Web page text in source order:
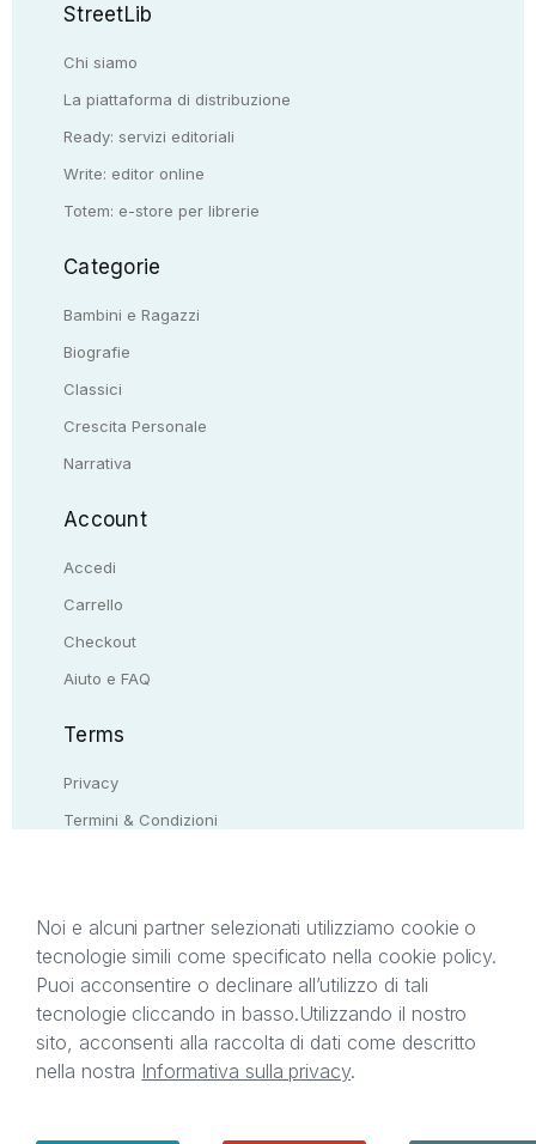
StreetLib
Chi siamo
La piattaforma di distribuzione
Ready: servizi editoriali
Write: editor online
Totem: e-store per librerie
Categorie
Bambini e Ragazzi
Biografie
Classici
Crescita Personale
Narrativa
Account
Accedi
Carrello
Checkout
Aiuto e FAQ
Terms
Privacy
Termini & Condizioni
Il presente sito web è di proprietà di StreetLib S.r.l.
C.F. e P.IVA 05338720963. StreetLib S.r.l. è
titolare di tutti i diritti di proprietà intellettuale
afferenti ai marchi, loghi e segni distintivi presenti
sul sito web. Si invita l’utente a prendere visione
support@streetlib.com
Noi e alcuni partner selezionati utilizziamo cookie o
tecnologie simili come specificato nella cookie policy.
Puoi acconsentire o declinare all’utilizzo di tali
tecnologie cliccando in basso.Utilizzando il nostro
sito, acconsenti alla raccolta di dati come descritto
nella nostra Informativa sulla privacy.